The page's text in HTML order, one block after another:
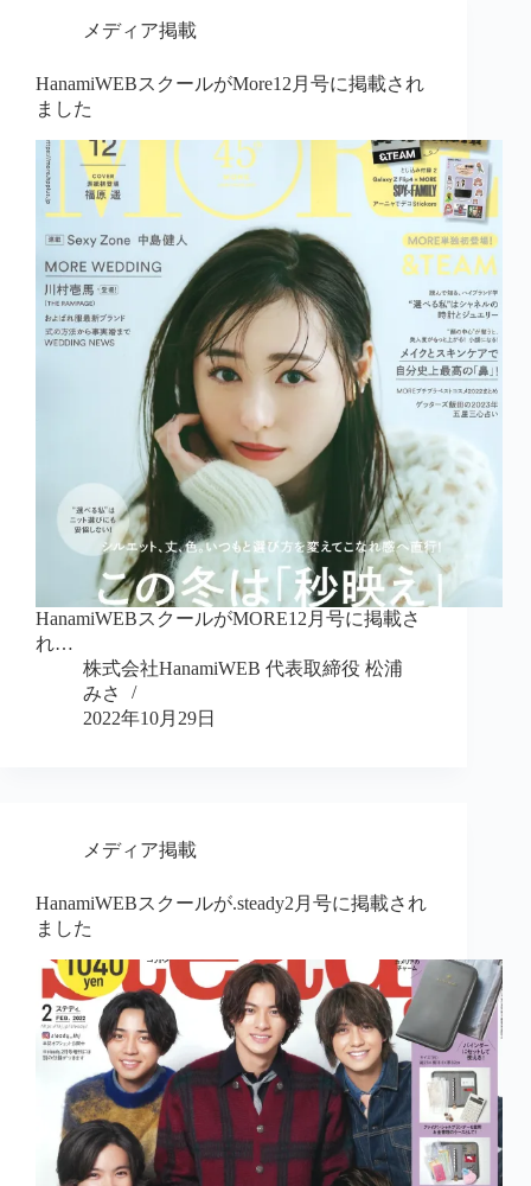
メディア掲載
HanamiWEBスクールがMore12月号に掲載され
ました
HanamiWEBスクールがMORE12月号に掲載さ
れ…
株式会社HanamiWEB 代表取締役 松浦
みさ
2022年10月29日
メディア掲載
HanamiWEBスクールが.steady2月号に掲載され
ました